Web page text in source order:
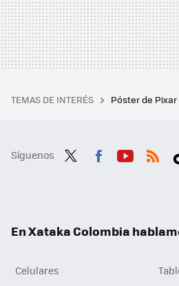
TEMAS DE INTERÉS Póster de Pixar
Síguenos
En Xataka Colombia
Celulares